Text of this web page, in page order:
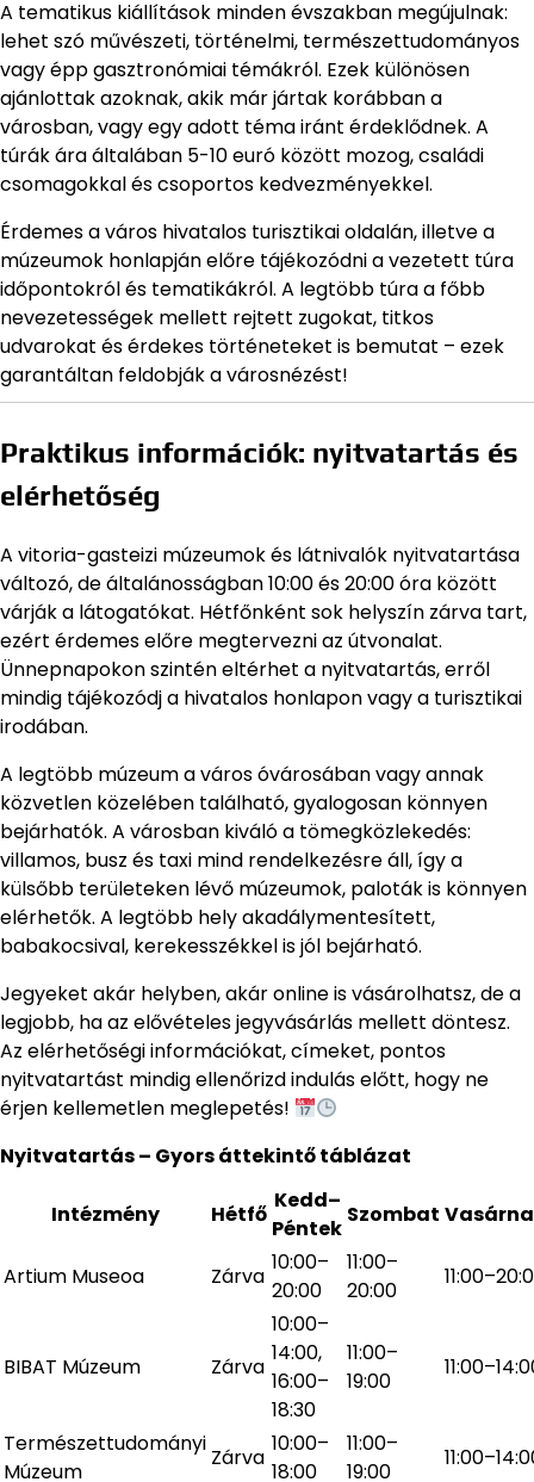
A tematikus kiállítások minden évszakban megújulnak:
lehet szó művészeti, történelmi, természettudományos
vagy épp gasztronómiai témákról. Ezek különösen
ajánlottak azoknak, akik már jártak korábban a
városban, vagy egy adott téma iránt érdeklődnek. A
túrák ára általában 5-10 euró között mozog, családi
csomagokkal és csoportos kedvezményekkel.
Érdemes a város hivatalos turisztikai oldalán, illetve a
múzeumok honlapján előre tájékozódni a vezetett túra
időpontokról és tematikákról. A legtöbb túra a főbb
nevezetességek mellett rejtett zugokat, titkos
udvarokat és érdekes történeteket is bemutat – ezek
garantáltan feldobják a városnézést!
Praktikus információk: nyitvatartás és
elérhetőség
A vitoria-gasteizi múzeumok és látnivalók nyitvatartása
változó, de általánosságban 10:00 és 20:00 óra között
várják a látogatókat. Hétfőnként sok helyszín zárva tart,
ezért érdemes előre megtervezni az útvonalat.
Ünnepnapokon szintén eltérhet a nyitvatartás, erről
mindig tájékozódj a hivatalos honlapon vagy a turisztikai
irodában.
A legtöbb múzeum a város óvárosában vagy annak
közvetlen közelében található, gyalogosan könnyen
bejárhatók. A városban kiváló a tömegközlekedés:
villamos, busz és taxi mind rendelkezésre áll, így a
külsőbb területeken lévő múzeumok, paloták is könnyen
elérhetők. A legtöbb hely akadálymentesített,
babakocsival, kerekesszékkel is jól bejárható.
Jegyeket akár helyben, akár online is vásárolhatsz, de a
legjobb, ha az elővételes jegyvásárlás mellett döntesz.
Az elérhetőségi információkat, címeket, pontos
nyitvatartást mindig ellenőrizd indulás előtt, hogy ne
érjen kellemetlen meglepetés!
Nyitvatartás – Gyors áttekintő táblázat
Intézmény Hétfő
Kedd–
Péntek
Szombat
Artium Museoa Zárva
10:00–
20:00
11:00–
20:00
BIBAT Múzeum Zárva
10:00–
14:00,
16:00–
18:30
11:00–
19:00
Természettudományi
Múzeum
Zárva
10:00–
18:00
11:00–
19:00